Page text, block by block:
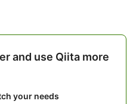
and use Qiita more
your needs